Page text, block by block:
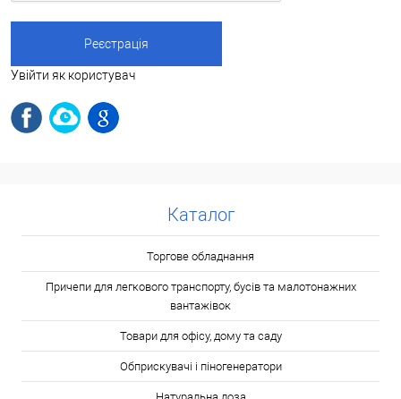
Увійти як користувач
Каталог
Торгове обладнання
Причепи для легкового транспорту, бусів та малотонажних
вантажівок
Товари для офісу, дому та саду
Обприскувачі і піногенератори